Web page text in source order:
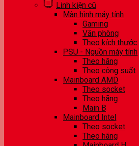
Linh kiện cũ
Màn hình máy tính
Gaming
Văn phòng
Theo kích thước
PSU - Nguồn máy tính
Theo hãng
Theo công suất
Mainboard AMD
Theo socket
Theo hãng
Main B
Mainboard Intel
Theo socket
Theo hãng